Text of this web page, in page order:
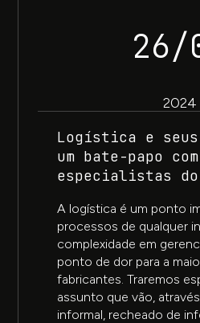
26/
2024
Logística e seus
um bate-papo com
especialistas do
A logística é um ponto
processos de qualquer
complexidade em
ponto de dor para a
fabricantes. Traremos
assunto que vão,
informal, recheado de